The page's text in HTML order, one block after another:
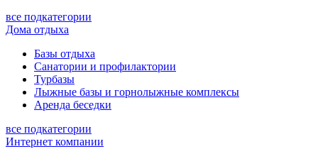
все подкатегории
Дома отдыха
Базы отдыха
Санатории и профилактории
Турбазы
Лыжные базы и горнолыжные комплексы
Аренда беседки
все подкатегории
Интернет компании